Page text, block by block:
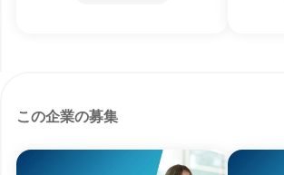
この企業の募集